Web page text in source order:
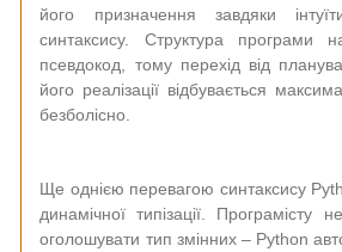
його призначення завдяки
синтаксису. Структура програми
псевдокод, тому перехід від
його реалізації відбувається
безболісно.
Ще однією перевагою синтаксису
динамічної типізації. Програмісту
оголошувати тип змінних – Python